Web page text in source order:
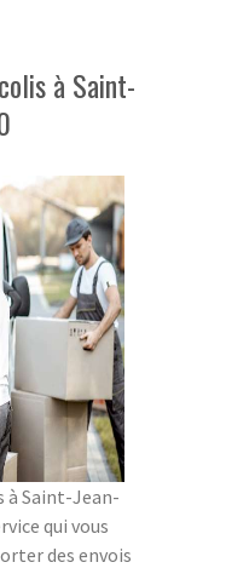
à Saint-
à Saint-Jean-
qui vous
des envois